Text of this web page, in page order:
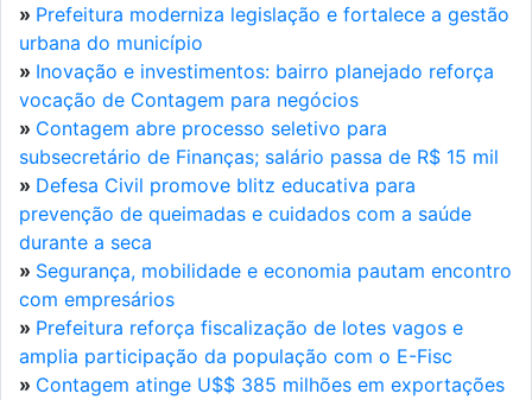
» Prefeitura moderniza legislação e fortalece a gestão
urbana do município
» Inovação e investimentos: bairro planejado reforça
vocação de Contagem para negócios
» Contagem abre processo seletivo para
subsecretário de Finanças; salário passa de R$ 15 mil
» Defesa Civil promove blitz educativa para
prevenção de queimadas e cuidados com a saúde
durante a seca
» Segurança, mobilidade e economia pautam encontro
com empresários
» Prefeitura reforça fiscalização de lotes vagos e
amplia participação da população com o E-Fisc
» Contagem atinge U$$ 385 milhões em exportações